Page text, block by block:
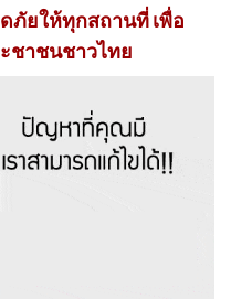
ภัยให้ทุกสถานที่ เพื่อ
ชาชนชาวไทย